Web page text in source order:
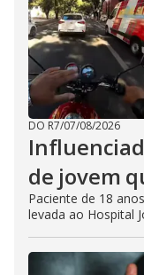
DO R7/07/08/2026
de jovem
Paciente de 18
levada ao Hospital